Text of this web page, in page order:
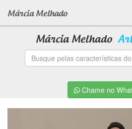
Márcia Melhado
Márcia Melhado
Chame no